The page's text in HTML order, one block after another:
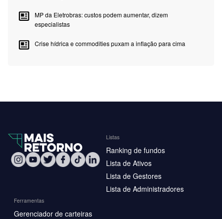
MP da Eletrobras: custos podem aumentar, dizem
especialistas
Crise hídrica e commodities puxam a inflação para cima
Listas
Ranking de fundos
Lista de Ativos
Lista de Gestores
Lista de Administradores
Ferramentas
Gerenciador de carteiras